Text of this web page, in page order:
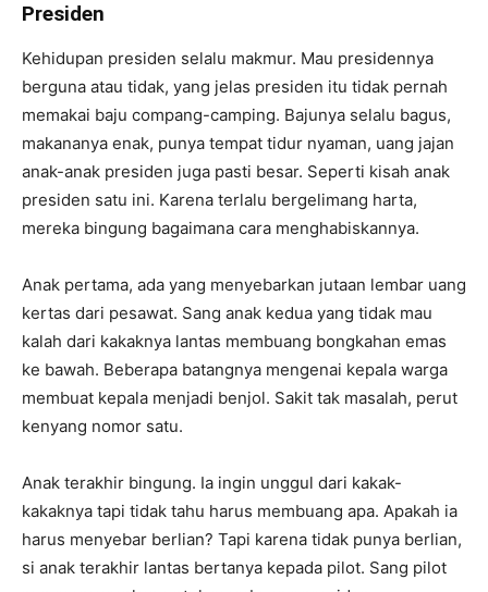
Presiden
Kehidupan presiden selalu makmur. Mau presidennya
berguna atau tidak, yang jelas presiden itu tidak pernah
memakai baju compang-camping. Bajunya selalu bagus,
makananya enak, punya tempat tidur nyaman, uang jajan
anak-anak presiden juga pasti besar. Seperti kisah anak
presiden satu ini. Karena terlalu bergelimang harta,
mereka bingung bagaimana cara menghabiskannya.
Anak pertama, ada yang menyebarkan jutaan lembar uang
kertas dari pesawat. Sang anak kedua yang tidak mau
kalah dari kakaknya lantas membuang bongkahan emas
ke bawah. Beberapa batangnya mengenai kepala warga
membuat kepala menjadi benjol. Sakit tak masalah, perut
kenyang nomor satu.
Anak terakhir bingung. Ia ingin unggul dari kakak-
kakaknya tapi tidak tahu harus membuang apa. Apakah ia
harus menyebar berlian? Tapi karena tidak punya berlian,
si anak terakhir lantas bertanya kepada pilot. Sang pilot